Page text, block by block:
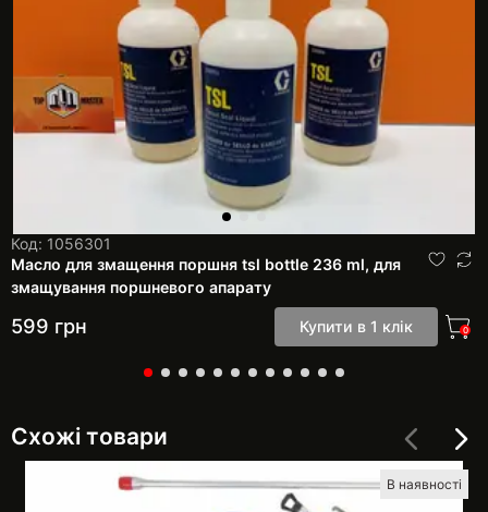
Код: 1056301
Масло для змащення поршня tsl bottle 236 ml, для
змащування поршневого апарату
599 грн Купити в 1 клік 0
Схожі товари
В наявності